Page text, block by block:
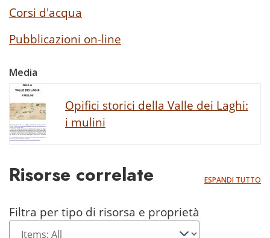
Corsi d'acqua
Pubblicazioni on-line
Media
Opifici storici della Valle dei Laghi:
i mulini
Risorse correlate ESPANDI TUTTO
Filtra per tipo di risorsa e proprietà